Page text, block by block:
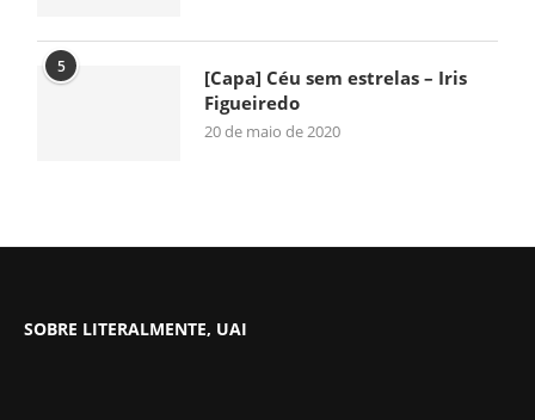
5
[Capa] Céu sem estrelas – Iris
Figueiredo
20 de maio de 2020
SOBRE LITERALMENTE, UAI